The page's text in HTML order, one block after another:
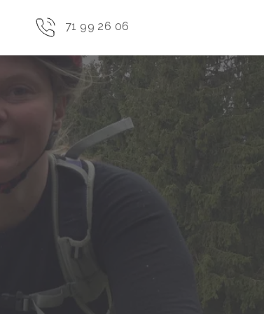
71 99 26 06